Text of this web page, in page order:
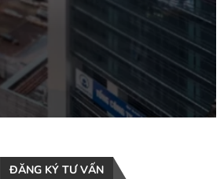
ĐĂNG KÝ TƯ VẤN